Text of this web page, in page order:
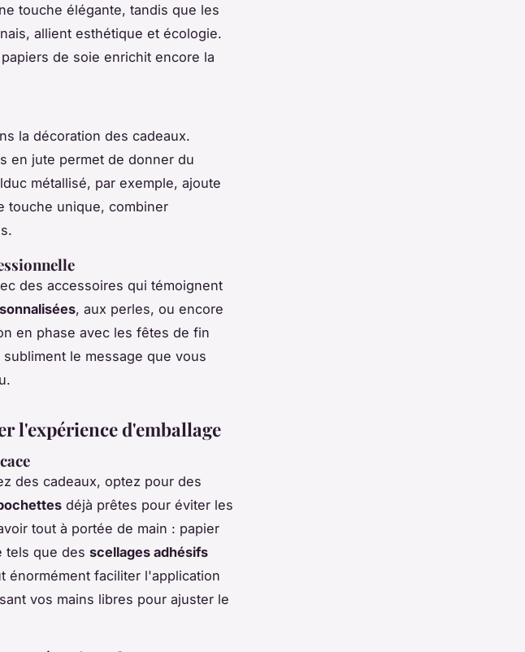
touche élégante, tandis que les
allient esthétique et écologie.
de soie enrichit encore la
la décoration des cadeaux.
en jute permet de donner du
métallisé, par exemple, ajoute
touche unique, combiner
des accessoires qui témoignent
, aux perles, ou encore
en phase avec les fêtes de fin
le message que vous
l'expérience d'emballage
des cadeaux, optez pour des
déjà prêtes pour éviter les
tout à portée de main : papier
tels que des scellages adhésifs
énormément faciliter l'application
vos mains libres pour ajuster le